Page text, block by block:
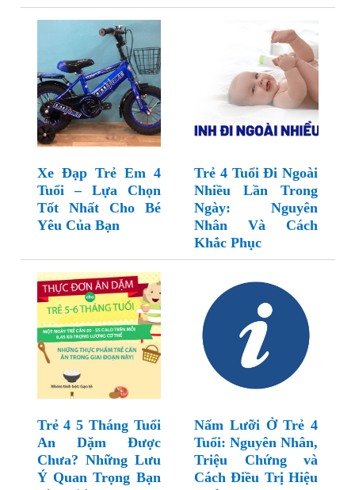
Xe Đạp Trẻ Em 4
Tuổi – Lựa Chọn
Tốt Nhất Cho Bé
Yêu Của Bạn
Trẻ 4 Tuổi Đi Ngoài
Nhiều Lần Trong
Ngày: Nguyên
Nhân Và Cách
Khắc Phục
Trẻ 4 5 Tháng Tuổi
An Dặm Được
Chưa? Những Lưu
Ý Quan Trọng Bạn
Nấm Lưỡi Ở Trẻ 4
Tuổi: Nguyên Nhân,
Triệu Chứng và
Cách Điều Trị Hiệu